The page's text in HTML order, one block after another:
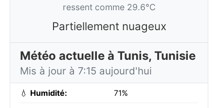
ressent comme 29.6°C
Partiellement nuageux
Météo actuelle à Tunis, Tunisie
Mis à jour à 7:15 aujourd'hui
💧 Humidité: 71%